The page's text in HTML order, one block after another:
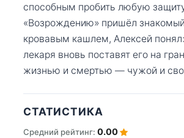
способным пробить любую
«Возрождению» пришёл
кровавым кашлем, Алексей
лекаря вновь поставят его на
жизнью и смертью — чужой и
СТАТИСТИКА
Средний рейтинг: 0.00